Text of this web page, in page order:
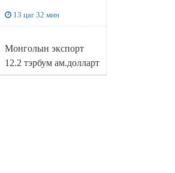
боломжтой
13 цаг 32 мин
Монголын экспорт
12.2 тэрбум ам.долларт
хүрэв